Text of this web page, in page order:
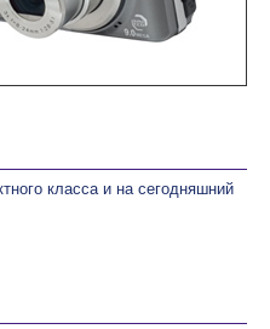
класса и на сегодняшний